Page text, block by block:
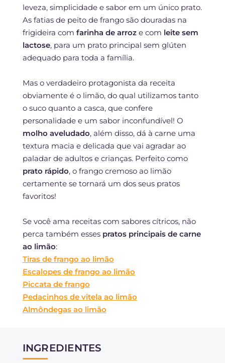
leveza, simplicidade e sabor em um único prato.
As fatias de peito de frango são douradas na
frigideira com farinha de arroze com leite sem
lactose, para um prato principal sem glúten
adequado para toda a família.
Mas o verdadeiro protagonista da receita
obviamente é o limão, do qual utilizamos tanto
o suco quanto a casca, que confere
personalidade e um sabor inconfundível! O
molho aveludado, além disso, dá à carne uma
textura macia e delicada que vai agradar ao
paladar de adultos e crianças. Perfeito como
prato rápido, o frango cremoso ao limão
certamente se tornará um dos seus pratos
favoritos!
Se você ama receitas com sabores cítricos, não
perca também esses pratos principais de carne
ao limão:
Tiras de frango ao limão
Escalopes de frango ao limão
Piccata de frango
Pedacinhos de vitela ao limão
Almôndegas ao limão
INGREDIENTES